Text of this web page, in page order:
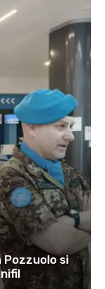
Pozzuolo si